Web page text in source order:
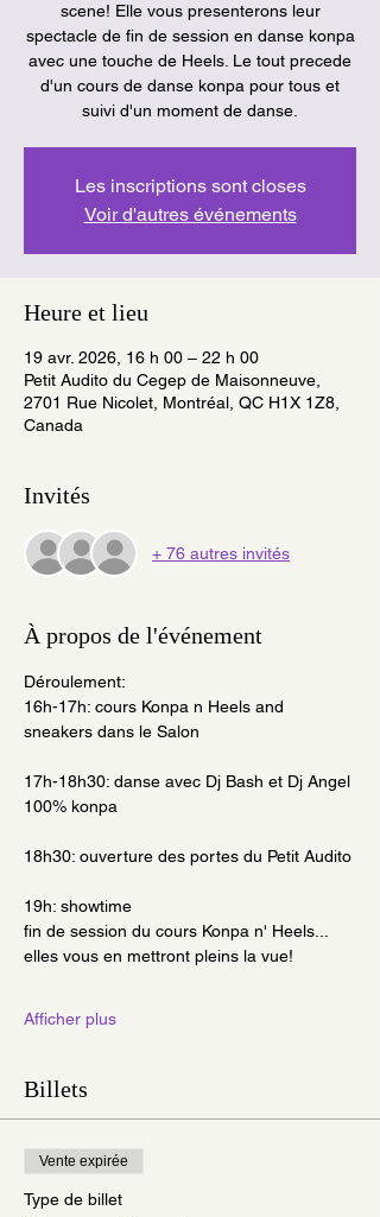
scene! Elle vous presenterons leur
spectacle de fin de session en danse konpa
avec une touche de Heels. Le tout precede
d'un cours de danse konpa pour tous et
suivi d'un moment de danse.
Les inscriptions sont closes
Voir d'autres événements
Heure et lieu
19 avr. 2026, 16 h 00 – 22 h 00
Petit Audito du Cegep de Maisonneuve,
2701 Rue Nicolet, Montréal, QC H1X 1Z8,
Canada
Invités
+ 76 autres invités
À propos de l'événement
Déroulement:
16h-17h: cours Konpa n Heels and
sneakers dans le Salon
17h-18h30: danse avec Dj Bash et Dj Angel
100% konpa
18h30: ouverture des portes du Petit Audito
19h: showtime
fin de session du cours Konpa n' Heels...
elles vous en mettront pleins la vue!
Afficher plus
Billets
Vente expirée
Type de billet